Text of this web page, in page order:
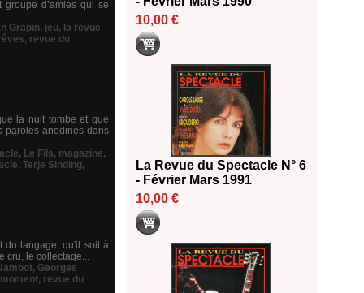
d’amies qui se
Grapin, jeu, la revue
, revue du
la nuit tombe et que
paroles anodines dans
, Le Fils, magazine,
, Terje Sinding,
du langage, qu'il soit à
cru, le collectage...
, Georges
, revue du
10,00 €
La Revue du Spectacle N° 6
- Février Mars 1991
10,00 €